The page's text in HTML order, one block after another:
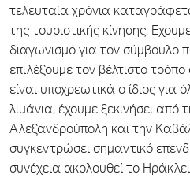
τελευταία χρόνια
της τουριστικής κίνησης.
διαγωνισμό για τον σύμβουλο
επιλέξουμε τον βέλτιστο
είναι υποχρεωτικά ο ίδιος για
λιμάνια, έχουμε ξεκινήσει από
Αλεξανδρούπολη και την
συγκεντρώσει σημαντικό
συνέχεια ακολουθεί το